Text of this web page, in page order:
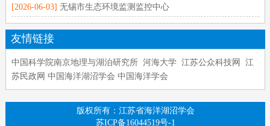
[2026-06-03] 无锡市生态环境监测监控中心
友情链接
中国科学院南京地理与湖泊研究所 河海大学 江苏公众科技网
江
苏民政网 中国海洋湖沼学会 中国海洋学会
版权所有：江苏省海洋湖沼学会
苏ICP备16044519号-1